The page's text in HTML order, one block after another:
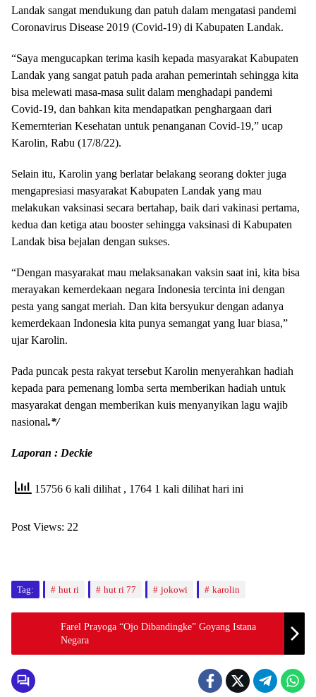
Landak sangat mendukung dan patuh dalam mengatasi pandemi
Coronavirus Disease 2019 (Covid-19) di Kabupaten Landak.
“Saya mengucapkan terima kasih kepada masyarakat Kabupaten
Landak yang sangat patuh pada arahan pemerintah sehingga kita
bisa melewati masa-masa sulit dalam menghadapi pandemi
Covid-19, dan bahkan kita mendapatkan penghargaan dari
Kemernterian Kesehatan untuk penanganan Covid-19,” ucap
Karolin, Rabu (17/8/22).
Selain itu, Karolin yang berlatar belakang seorang dokter juga
mengapresiasi masyarakat Kabupaten Landak yang mau
melakukan vaksinasi secara bertahap, baik dari vakinasi pertama,
kedua dan ketiga atau booster sehingga vaksinasi di Kabupaten
Landak bisa bejalan dengan sukses.
“Dengan masyarakat mau melaksanakan vaksin saat ini, kita bisa
merayakan kemerdekaan negara Indonesia tercinta ini dengan
pesta yang sangat meriah. Dan kita bersyukur dengan adanya
kemerdekaan Indonesia kita punya semangat yang luar biasa,”
ujar Karolin.
Pada puncak pesta rakyat tersebut Karolin menyerahkan hadiah
kepada para pemenang lomba serta memberikan hadiah untuk
masyarakat dengan memberikan kuis menyanyikan lagu wajib
nasional.*/
Laporan : Deckie
15756 6 kali dilihat , 1764 1 kali dilihat hari ini
Post Views: 22
Tag: hut ri hut ri 77 jokowi karolin
Farel Prayoga “Ojo Dibandingke” Goyang Istana
Negara